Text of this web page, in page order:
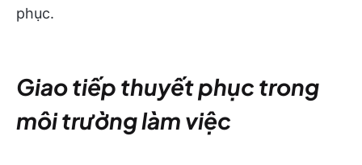
phục.
Giao tiếp thuyết phục trong
môi trường làm việc